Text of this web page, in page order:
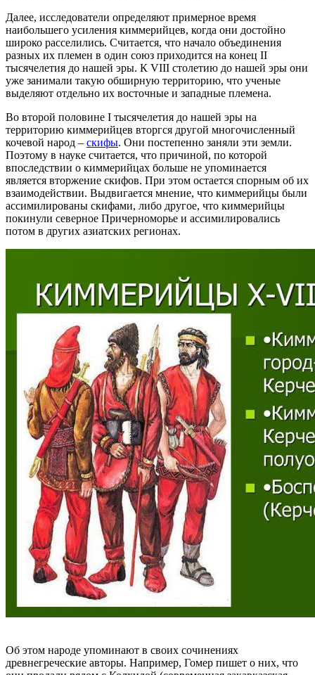
Далее, исследователи определяют примерное время
наибольшего усиления киммерийцев, когда они достойно
широко расселились. Считается, что начало объединения
разных их племен в один союз приходится на конец II
тысячелетия до нашей эры. К VIII столетию до нашей эры они
уже занимали такую обширную территорию, что ученые
выделяют отдельно их восточные и западные племена.
Во второй половине I тысячелетия до нашей эры на
территорию киммерийцев вторгся другой многочисленный
кочевой народ – скифы. Они постепенно заняли эти земли.
Поэтому в науке считается, что причиной, по которой
впоследствии о киммерийцах больше не упоминается
является вторжение скифов. При этом остается спорным об их
взаимодействии. Выдвигается мнение, что киммерийцы были
ассимилированы скифами, либо другое, что киммерийцы
покинули северное Причерноморье и ассимилировались
потом в других азиатских регионах.
Об этом народе упоминают в своих сочинениях
древнегреческие авторы. Например, Гомер пишет о них, что